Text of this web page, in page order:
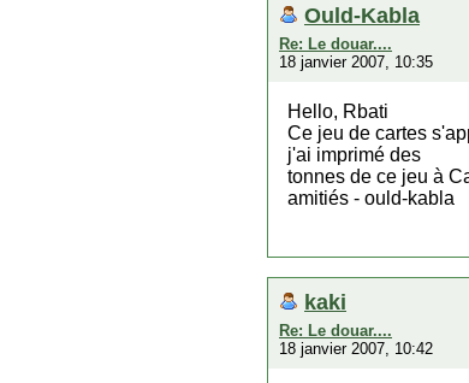
Ould-Kabla
Re: Le douar....
18 janvier 2007, 10:35
Hello, Rbati
Ce jeu de cartes
j'ai imprimé des
tonnes de ce jeu à
amitiés - ould-kabla
kaki
Re: Le douar....
18 janvier 2007, 10:42